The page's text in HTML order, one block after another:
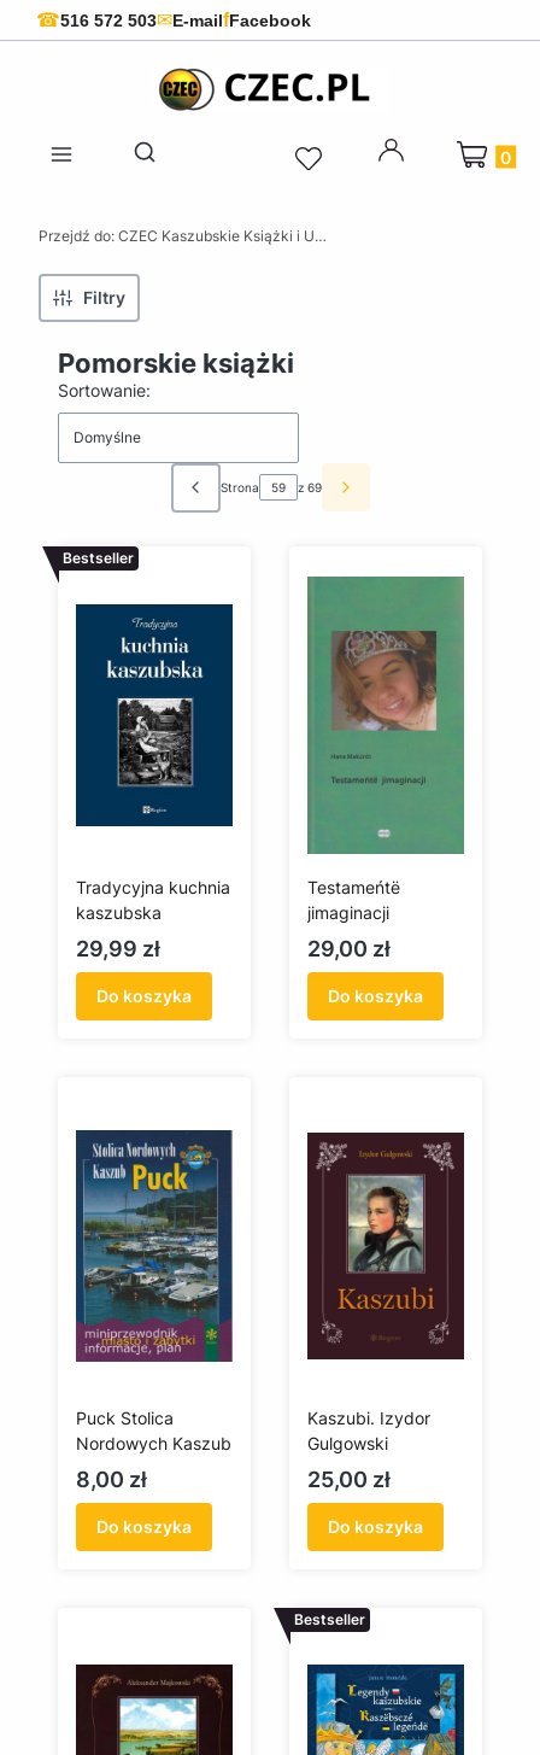
☎516 572 503✉E-mailfFacebook
Otwórz wyszukiwarkę
Produkty
Przejdź do: CZEC Kaszubskie Książki i Upominki - Pamiątki z Kaszub
Filtry
Pomorskie książki
Lista produktów
Sortowanie:
Domyślne
Poprzednie produkty
Strona z 69 Następne produkty
Bestseller
Tradycyjna kuchnia
kaszubska
Cena
29,99 zł
Do koszyka
Testameńtë
jimaginacji
Cena
29,00 zł
Do koszyka
Puck Stolica
Nordowych Kaszub
Cena
8,00 zł
Do koszyka
Kaszubi. Izydor
Gulgowski
Cena
25,00 zł
Do koszyka
Bestseller